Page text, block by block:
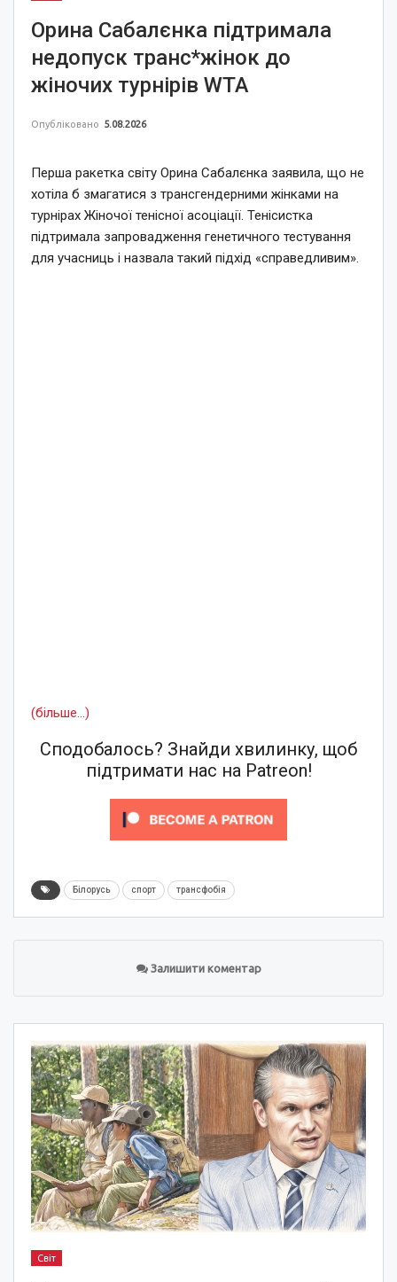
Орина Сабалєнка підтримала
недопуск транс*жінок до
жіночих турнірів WTA
Опубліковано 5.08.2026
Перша ракетка світу Орина Сабалєнка заявила, що не
хотіла б змагатися з трансгендерними жінками на
турнірах Жіночої тенісної асоціації. Тенісистка
підтримала запровадження генетичного тестування
для учасниць і назвала такий підхід «справедливим».
(більше…)
Сподобалось? Знайди хвилинку, щоб
підтримати нас на Patreon!
Білорусь спорт трансфобія
Залишити коментар
Світ